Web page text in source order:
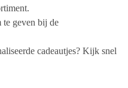
te geven bij de
cadeautjes? Kijk snel